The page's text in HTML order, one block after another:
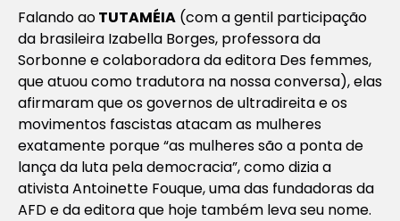
Falando aoTUTAMÉIA (com a gentil participação
da brasileira Izabella Borges, professora da
Sorbonne e colaboradora da editora Des femmes,
que atuou como tradutora na nossa conversa), elas
afirmaram que os governos de ultradireita e os
movimentos fascistas atacam as mulheres
exatamente porque “as mulheres são a ponta de
lança da luta pela democracia”, como dizia a
ativista Antoinette Fouque, uma das fundadoras da
AFD e da editora que hoje também leva seu nome.